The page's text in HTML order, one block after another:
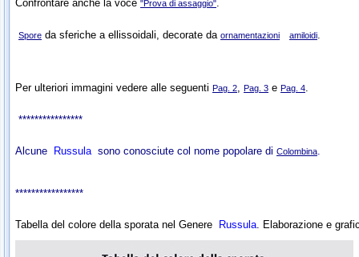
Confrontare anche la voce "Prova di assaggio".
Spore da sferiche a ellissoidali, decorate da ornamentazioni amiloidi.
Per ulteriori immagini vedere alle seguenti Pag. 2, Pag. 3 e Pag. 4.
****************
Alcune Russula sono conosciute col nome popolare di Colombina.
*****************
Tabella del colore della sporata nel Genere Russula. Elaborazione e